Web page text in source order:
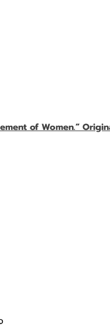
of Women.”